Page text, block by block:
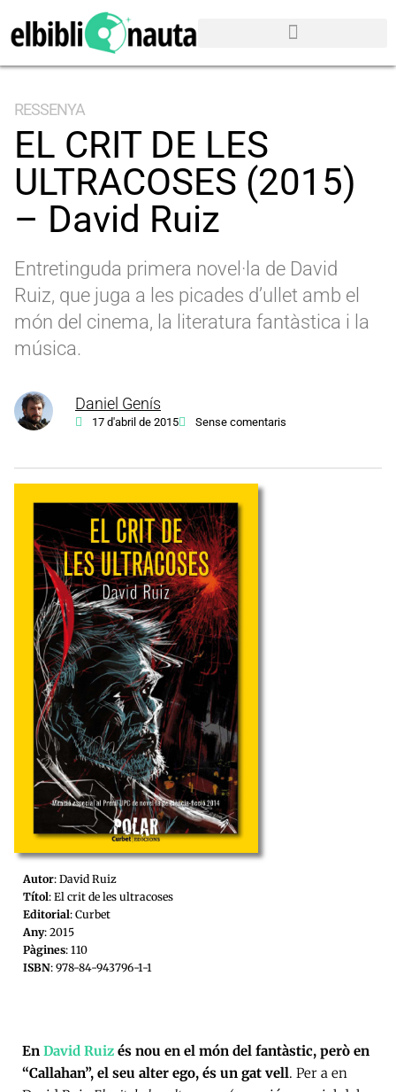
RESSENYA
EL CRIT DE LES
ULTRACOSES (2015)
– David Ruiz
Entretinguda primera novel·la de David
Ruiz, que juga a les picades d’ullet amb el
món del cinema, la literatura fantàstica i la
música.
Daniel Genís
17 d'abril de 2015 Sense comentaris
Autor: David Ruiz
Títol: El crit de les ultracoses
Editorial: Curbet
Any: 2015
Pàgines: 110
ISBN: 978-84-943796-1-1
En David Ruiz és nou en el món del fantàstic, però en
“Callahan”, el seu alter ego, és un gat vell. Per a en